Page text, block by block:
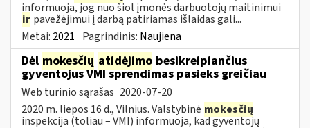
informuoja, jog nuo šiol įmonės darbuotojų maitinimui
ir pavežėjimui į darbą patiriamas išlaidas gali...
Metai: 2021 Pagrindinis: Naujiena
Dėl mokesčių atidėjimo besikreipiančius
gyventojus VMI sprendimas pasieks greičiau
Web turinio sąrašas 2020-07-20
2020 m. liepos 16 d., Vilnius. Valstybinė mokesčių
inspekcija (toliau – VMI) informuoja, kad gyventojų